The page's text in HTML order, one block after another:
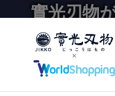
實光刃物
選ばれる3つの